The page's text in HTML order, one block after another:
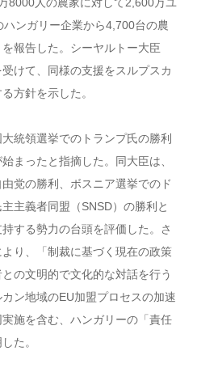
ンガリー企業から4,700台の農
報告した。シーヤルトー大臣
けて、同様の支援をスルプスカ
方針を示した。
統領選挙でのトランプ氏の勝利
まったと指摘した。同大臣は、
党の勝利、ボスニア選挙でのド
主義者同盟（SNSD）の勝利と
する勢力の台頭を評価した。さ
り、「制裁に基づく現在の政策
の文明的で文化的な対話を行う
ン地域のEU加盟プロセスの加速
施を含む、ハンガリーの「責任
た。